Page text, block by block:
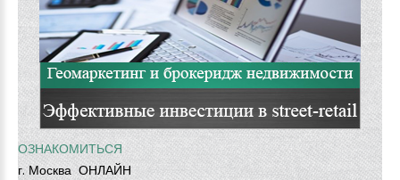
ОЗНАКОМИТЬСЯ
г. Москва ОНЛАЙН